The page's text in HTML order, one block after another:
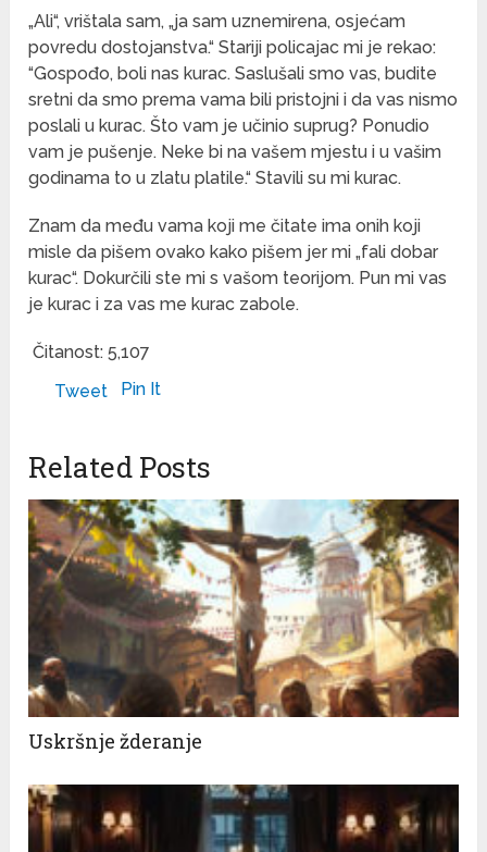
„Ali“, vrištala sam, „ja sam uznemirena, osjećam
povredu dostojanstva.“ Stariji policajac mi je rekao:
“Gospođo, boli nas kurac. Saslušali smo vas, budite
sretni da smo prema vama bili pristojni i da vas nismo
poslali u kurac. Što vam je učinio suprug? Ponudio
vam je pušenje. Neke bi na vašem mjestu i u vašim
godinama to u zlatu platile.“ Stavili su mi kurac.
Znam da među vama koji me čitate ima onih koji
misle da pišem ovako kako pišem jer mi „fali dobar
kurac“. Dokurčili ste mi s vašom teorijom. Pun mi vas
je kurac i za vas me kurac zabole.
Čitanost: 5,107
Tweet
Pin It
Related Posts
Uskršnje žderanje